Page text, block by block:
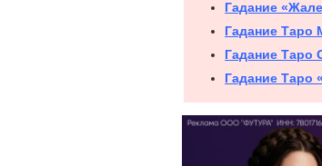
Гадание
Гадание Таро
Гадание Таро
Гадание Таро